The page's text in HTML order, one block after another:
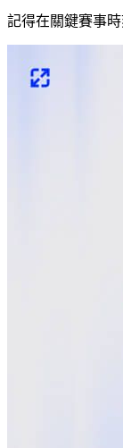
記得在關鍵賽事